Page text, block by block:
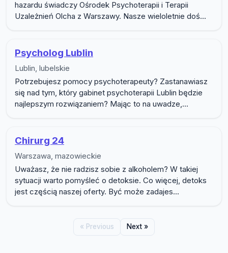
hazardu świadczy Ośrodek Psychoterapii i Terapii
Uzależnień Olcha z Warszawy. Nasze wieloletnie doś...
Psycholog Lublin
Lublin, lubelskie
Potrzebujesz pomocy psychoterapeuty? Zastanawiasz
się nad tym, który gabinet psychoterapii Lublin będzie
najlepszym rozwiązaniem? Mając to na uwadze,...
Chirurg 24
Warszawa, mazowieckie
Uważasz, że nie radzisz sobie z alkoholem? W takiej
sytuacji warto pomyśleć o detoksie. Co więcej, detoks
jest częścią naszej oferty. Być może zadajes...
« Previous Next »